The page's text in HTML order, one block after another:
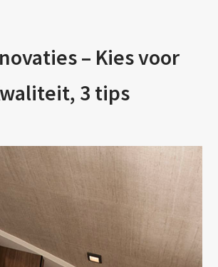
– Kies voor
3 tips